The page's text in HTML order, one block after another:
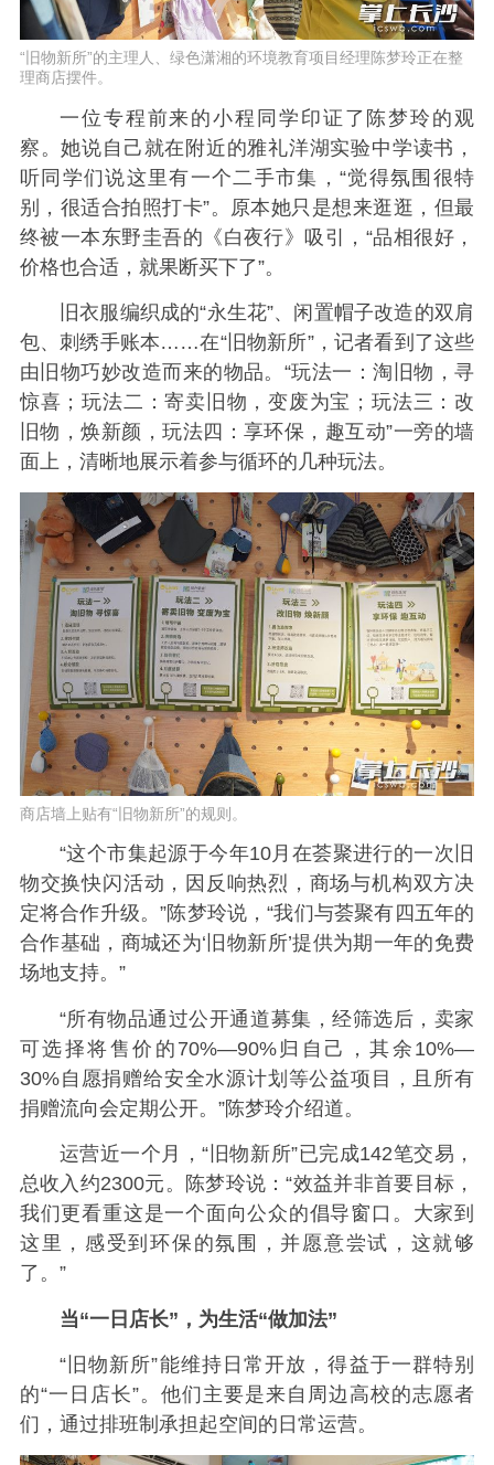
“旧物新所”的主理人、绿色潇湘的环境教育项目经理陈梦玲正在整
理商店摆件。
一位专程前来的小程同学印证了陈梦玲的观
察。她说自己就在附近的雅礼洋湖实验中学读书，
听同学们说这里有一个二手市集，“觉得氛围很特
别，很适合拍照打卡”。原本她只是想来逛逛，但最
终被一本东野圭吾的《白夜行》吸引，“品相很好，
价格也合适，就果断买下了”。
旧衣服编织成的“永生花”、闲置帽子改造的双肩
包、刺绣手账本……在“旧物新所”，记者看到了这些
由旧物巧妙改造而来的物品。“玩法一：淘旧物，寻
惊喜；玩法二：寄卖旧物，变废为宝；玩法三：改
旧物，焕新颜，玩法四：享环保，趣互动”一旁的墙
面上，清晰地展示着参与循环的几种玩法。
商店墙上贴有“旧物新所”的规则。
“这个市集起源于今年10月在荟聚进行的一次旧
物交换快闪活动，因反响热烈，商场与机构双方决
定将合作升级。”陈梦玲说，“我们与荟聚有四五年的
合作基础，商城还为‘旧物新所’提供为期一年的免费
场地支持。”
“所有物品通过公开通道募集，经筛选后，卖家
可选择将售价的70%—90%归自己，其余10%—
30%自愿捐赠给安全水源计划等公益项目，且所有
捐赠流向会定期公开。”陈梦玲介绍道。
运营近一个月，“旧物新所”已完成142笔交易，
总收入约2300元。陈梦玲说：“效益并非首要目标，
我们更看重这是一个面向公众的倡导窗口。大家到
这里，感受到环保的氛围，并愿意尝试，这就够
了。”
当“一日店长”，为生活“做加法”
“旧物新所”能维持日常开放，得益于一群特别
的“一日店长”。他们主要是来自周边高校的志愿者
们，通过排班制承担起空间的日常运营。